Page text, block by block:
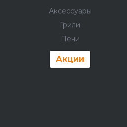
Аксессуары
Грили
Печи
Акции